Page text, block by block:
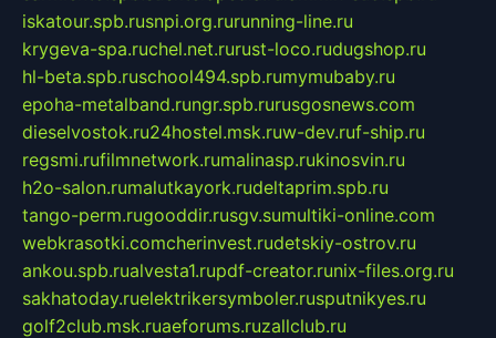
iskatour.spb.rusnpi.org.rurunning-line.ru
krygeva-spa.ruchel.net.rurust-loco.rudugshop.ru
hl-beta.spb.ruschool494.spb.rumymubaby.ru
epoha-metalband.rungr.spb.rurusgosnews.com
dieselvostok.ru24hostel.msk.ruw-dev.ruf-ship.ru
regsmi.rufilmnetwork.rumalinasp.rukinosvin.ru
h2o-salon.rumalutkayork.rudeltaprim.spb.ru
tango-perm.rugooddir.rusgv.sumultiki-online.com
webkrasotki.comcherinvest.rudetskiy-ostrov.ru
ankou.spb.rualvesta1.rupdf-creator.runix-files.org.ru
sakhatoday.ruelektrikersymboler.rusputnikyes.ru
golf2club.msk.ruaeforums.ruzallclub.ru